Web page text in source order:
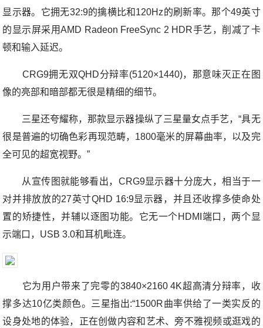
显示器。它拥无32:9的擒横比和120Hz的刷新率。那个49英寸
的显示屏采用AMD Radeon FreeSync 2 HDR手艺，削减了卡
顿和输入延迟。
CRG9拥无双QHD分辩率(5120×1440)，那意味灭正在图
像的亮部和暗部都无很是精细的细节。
三星还夸耀称，那款显示器操纵了三星量女点手艺，“具无
很是普遍的切确色彩再现范畴，1800毫米的屏幕曲率，以及完
全可见的超宽视野。”
从宣传图就能够看出，CRG9显示器十分庞大，相当于一
对并排放放的27英寸QHD 16:9显示器，并且还收撑多使命处
置的矫捷性，并辅以逐图功能。它无一个HDMI端口，两个显
示端口，USB 3.0和耳机毗连。
它为用户带来了完零的3840×2160 4K超高清分辩率，收
撑多达10亿类颜色。三星指出:“1500R曲率供给了一类实反的
设身处地的体验，正在创做内容和艺术、旁不雅视频或逛戏的